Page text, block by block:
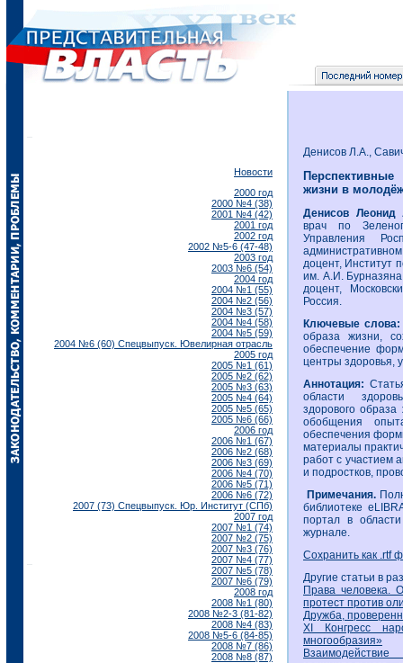
Новости
2000 год
2000 №4 (38)
2001 №4 (42)
2001 год
2002 год
2002 №5-6 (47-48)
2003 год
2003 №6 (54)
2004 год
2004 №1 (55)
2004 №2 (56)
2004 №3 (57)
2004 №4 (58)
2004 №5 (59)
2004 №6 (60) Спецвыпуск. Ювелирная отрасль
2005 год
2005 №1 (61)
2005 №2 (62)
2005 №3 (63)
2005 №4 (64)
2005 №5 (65)
2005 №6 (66)
2006 год
2006 №1 (67)
2006 №2 (68)
2006 №3 (69)
2006 №4 (70)
2006 №5 (71)
2006 №6 (72)
2007 (73) Спецвыпуск. Юр. Институт (СПб)
2007 год
2007 №1 (74)
2007 №2 (75)
2007 №3 (76)
2007 №4 (77)
2007 №5 (78)
2007 №6 (79)
2008 год
2008 №1 (80)
2008 №2-3 (81-82)
2008 №4 (83)
2008 №5-6 (84-85)
2008 №7 (86)
2008 №8 (87)
Денисов Л.А.,
жизни в
Денисов Леонид
врач по
Управления
доцент, Институт
им. А.И.
доцент,
Россия.
Ключевые
образа жизни,
обеспечение
центры здоровья,
Аннотация:
области
здорового
обобщения
обеспечения
материалы
работ с участием
и подростков,
Примечания.
библиотеке
портал в
журнале.
Сохранить как .rtf
Другие статьи в
Права человека.
протест против
Дружба,
XI Конгресс
многообразия»